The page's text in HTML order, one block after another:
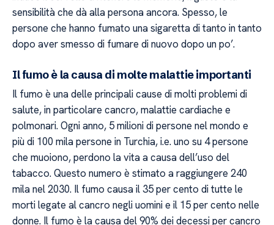
sensibilità che dà alla persona ancora. Spesso, le
persone che hanno fumato una sigaretta di tanto in tanto
dopo aver smesso di fumare di nuovo dopo un po’.
Il fumo è la causa di molte malattie importanti
Il fumo è una delle principali cause di molti problemi di
salute, in particolare cancro, malattie cardiache e
polmonari. Ogni anno, 5 milioni di persone nel mondo e
più di 100 mila persone in Turchia, i.e. uno su 4 persone
che muoiono, perdono la vita a causa dell’uso del
tabacco. Questo numero è stimato a raggiungere 240
mila nel 2030. Il fumo causa il 35 per cento di tutte le
morti legate al cancro negli uomini e il 15 per cento nelle
donne. Il fumo è la causa del 90% dei decessi per cancro